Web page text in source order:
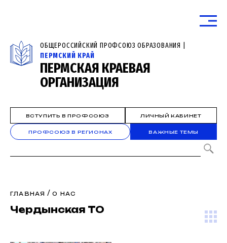
ОБЩЕРОССИЙСКИЙ ПРОФСОЮЗ ОБРАЗОВАНИЯ |
ПЕРМСКИЙ КРАЙ
ПЕРМСКАЯ КРАЕВАЯ
ОРГАНИЗАЦИЯ
ВСТУПИТЬ В ПРОФСОЮЗ ЛИЧНЫЙ КАБИНЕТ
ПРОФСОЮЗ В РЕГИОНАХ ВАЖНЫЕ ТЕМЫ
ГЛАВНАЯ /О НАС
Чердынская ТО